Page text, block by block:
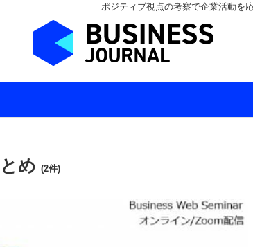
ポジティブ視点の考察で企業活動を
め (2件)